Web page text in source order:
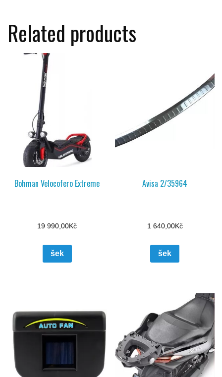
Related products
Bohman Velocofero Extreme
19 990,00Kč
šek
Avisa 2/35964
1 640,00Kč
šek